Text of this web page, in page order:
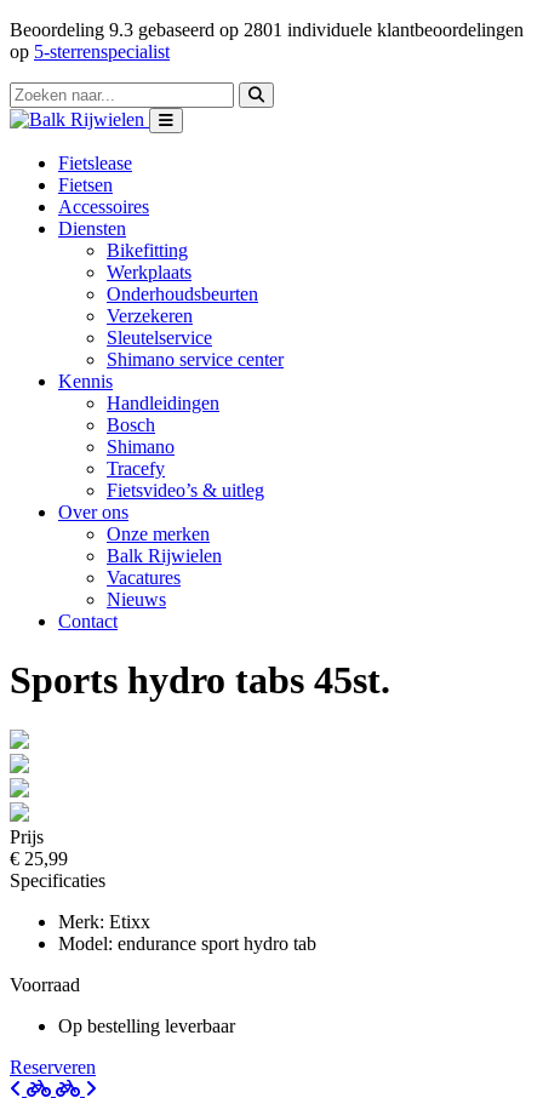
Beoordeling 9.3 gebaseerd op 2801 individuele klantbeoordelingen
op 5-sterrenspecialist
Fietslease
Fietsen
Accessoires
Diensten
Bikefitting
Werkplaats
Onderhoudsbeurten
Verzekeren
Sleutelservice
Shimano service center
Kennis
Handleidingen
Bosch
Shimano
Tracefy
Fietsvideo’s & uitleg
Over ons
Onze merken
Balk Rijwielen
Vacatures
Nieuws
Contact
Sports hydro tabs 45st.
Prijs
€ 25,99
Specificaties
Merk: Etixx
Model: endurance sport hydro tab
Voorraad
Op bestelling leverbaar
Reserveren